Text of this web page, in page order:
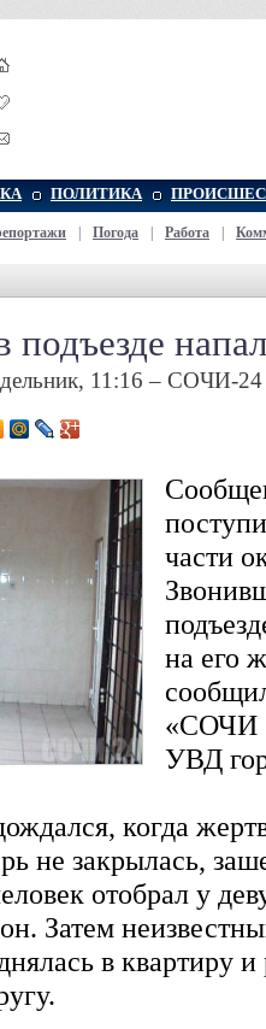
ПОЛИТИКА
Погода Работа
11:16 – СОЧИ-24
части
на его
«СОЧИ
УВД
когда
не закрылась,
отобрал у
Затем
в квартиру и